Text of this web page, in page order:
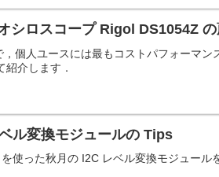
シロスコープ Rigol DS1054Z
個人ユースには最もコストパフォーマン
紹介します．
ル変換モジュールの Tips
使った秋月の I2C レベル変換モジュール